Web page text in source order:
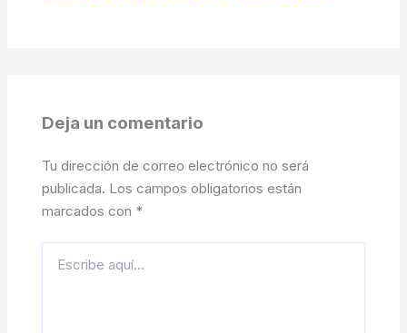
Deja un comentario
Tu dirección de correo electrónico no será
publicada. Los campos obligatorios están
marcados con *
aquí...